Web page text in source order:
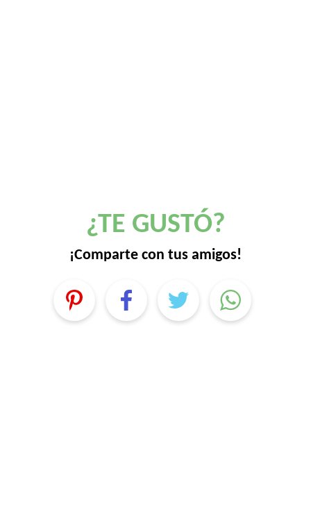
¿TE GUSTÓ?
¡Comparte con tus amigos!